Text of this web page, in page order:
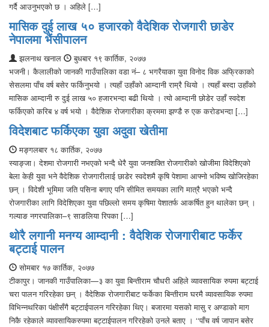
गर्दै आउनुभएको छ । अहिले […]
मासिक दुई लाख ५० हजारको वैदेशिक रोजगारी छाडेर
नेपालमा भैंसीपालन
झलनाथ खनाल
बुधबार १९ कार्तिक, २०७७
भजनी। कैलालीको जानकी गाउँपालिका वडा नं– ८ भगरैयाका युवा विनोद विक अफ्रिकाको
सेसलमा पाँच वर्ष बसेर फर्किनुभयो । त्यहाँ उहाँको आम्दानी राम्रै थियो । त्यहाँ बस्दा उहाँको
मासिक आम्दानी रु दुई लाख ५० हजारभन्दा बढी थियो । त्यो आम्दानी छोडेर उहाँ स्वदेश
फर्किएको करिब ४ वर्ष भयो । वैदेशिक रोजगारीका क्रममा झण्डै रु एक करोडभन्दा […]
विदेशबाट फर्किएका युवा अदुवा खेतीमा
मङ्गलबार १८ कार्तिक, २०७७
स्याङ्जा। देशमा रोजगारी नभएको भन्दै धेरै युवा जनशक्ति रोजगारीको खोजीमा विदेशिएको
बेला केही युवा भने वैदेशिक रोजगारीलाई छाडेर स्वदेशमै कृषि पेशामा आफ्नो भविष्य खोजिरहेका
छन् । विदेशी भूमिमा जति पसिना बगाए पनि सीमित समयका लागि मात्रै भएको भन्दै
रोजगारीका लागि विदेशिएका युवा पछिल्लो समय कृषिमा पेशातर्फ आकर्षित हुन थालेका छन् ।
गल्याङ नगरपालिका–९ साङलिया रिपका […]
थोरै लगानी मनग्य आम्दानी : वैदेशिक रोजगारीबाट फर्केर
बट्टाई पालन
सोमबार १७ कार्तिक, २०७७
टीकापुर। जानकी गाउँपालिका—३ का युवा बिन्तीराम चौधरी अहिले व्यावसायिक रुपमा बट्टाई
चरा पालन गरिरहेका छन् । वैदेशिक रोजगारीबाट फर्केका बिन्तीराम घरमै व्यावसायिक रुपमा
विभिन्नथरिका पंक्षीसँगै बट्टाईपालन गरिरहेका थिए। बजारमा यसको मासु र अण्डाको माग
निकै रहेकाले व्यावसायिकरुपमा बट्टाईपालन गरिरहेको उनले बताए । ‘‘पाँच वर्ष जापान बसेर